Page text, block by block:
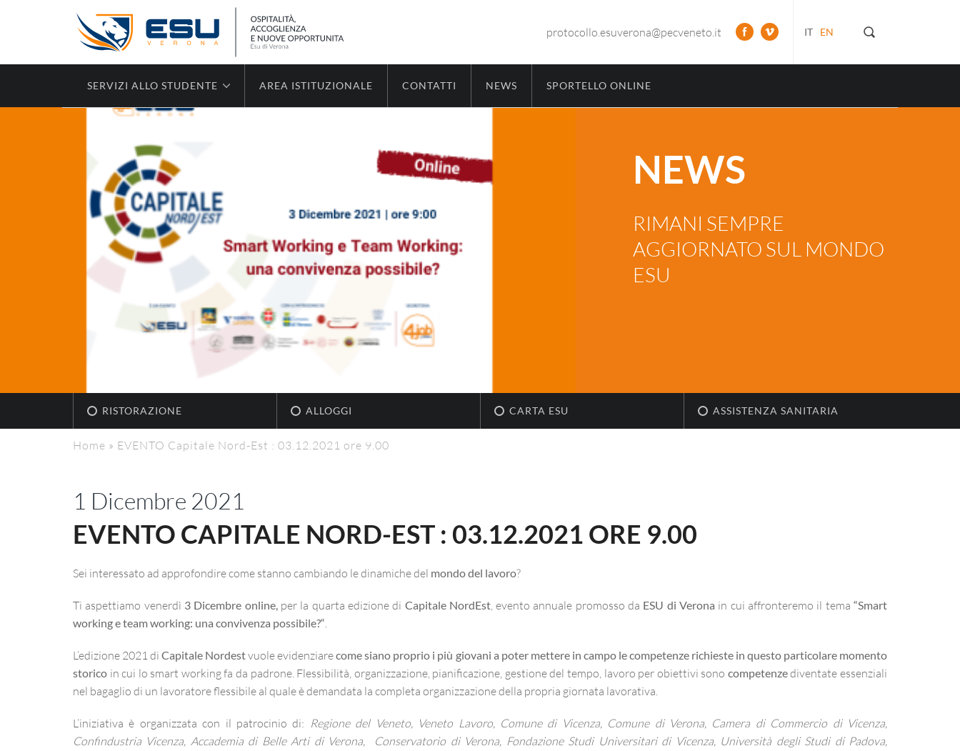
IT EN
protocollo.esuverona@pecveneto.it
SERVIZI ALLO STUDENTE AREA ISTITUZIONALE CONTATTI NEWS SPORTELLO ONLINE
NEWS
RIMANI SEMPRE
AGGIORNATO SUL MONDO
ESU
RISTORAZIONE ALLOGGI CARTA ESU ASSISTENZA SANITARIA
Home » EVENTO Capitale Nord-Est : 03.12.2021 ore 9.00
1 Dicembre 2021
EVENTO CAPITALE NORD-EST : 03.12.2021 ORE 9.00
Sei interessato ad approfondire come stanno cambiando le dinamiche del mondo del lavoro?
Ti aspettiamo venerdì 3 Dicembre online,per la quarta edizione di Capitale NordEst, evento annuale promosso da ESU di Verona in cui affronteremo il tema“Smart
working e team working: una convivenza possibile?“
L’edizione 2021 diCapitale Nordestvuole evidenziarecome siano proprio i più giovani a poter mettere in campole competenze richieste in questo particolare momento
storico in cui lo smart working fa da padrone. Flessibilità, organizzazione, pianificazione, gestione del tempo, lavoro per obiettivi sono competenzediventate essenziali
nel bagaglio di un lavoratore flessibile al quale è demandata la completa organizzazione della propria giornata lavorativa.
L’iniziativa è organizzata con il patrocinio di: Regione del Veneto, Veneto Lavoro, Comune di Vicenza, Comune di Verona, Camera di Commercio di Vicenza,
Confindustria Vicenza, Accademia di Belle Arti di Verona, Conservatorio di Verona, Fondazione Studi Universitari di Vicenza, Università degli Studi di Padova,